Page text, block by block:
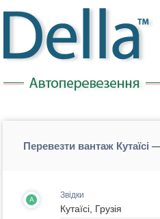
Перевезти вантаж Кутаїсі
A Звідки